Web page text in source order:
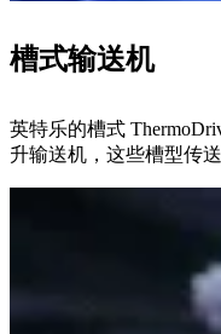
槽式输送机
英特乐的槽式
升输送机，这些槽型传